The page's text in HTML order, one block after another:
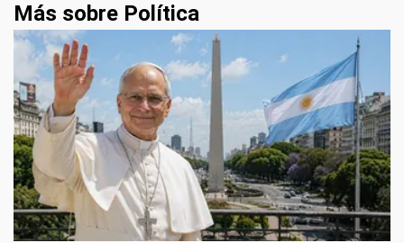
Más sobre Política